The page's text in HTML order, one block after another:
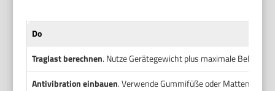
Do
Traglast berechnen. Nutze Gerätegewicht plus maximale
Antivibration einbauen. Verwende Gummifüße oder Matten zur